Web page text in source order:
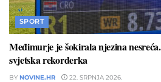
SPORT
Međimurje je šokirala njezina
svjetska rekorderka
BY NOVINE.HR 22. SRPNJA 2026.